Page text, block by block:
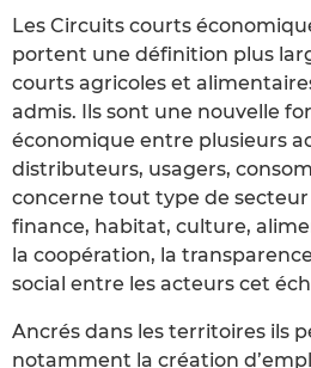
Les Circuits courts
portent une définition plus
courts agricoles et
admis. Ils sont une nouvelle
économique entre plusieurs
distributeurs, usagers,
concerne tout type de secteur
finance, habitat, culture,
la coopération, la
social entre les acteurs cet
Ancrés dans les territoires ils
notamment la création